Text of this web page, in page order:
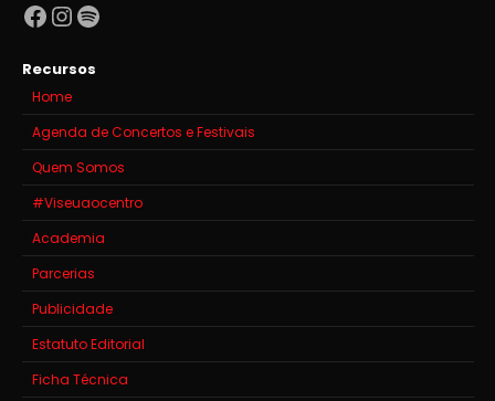
Facebook
Instagram
Spotify
Recursos
Home
Agenda de Concertos e Festivais
Quem Somos
#Viseuaocentro
Academia
Parcerias
Publicidade
Estatuto Editorial
Ficha Técnica